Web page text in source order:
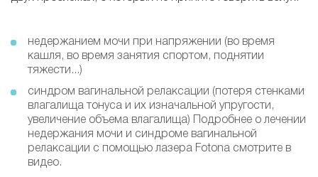
недержанием мочи при напряжении (во время
кашля, во время занятия спортом, поднятии
тяжести...)
синдром вагинальной релаксации (потеря стенками
влагалища тонуса и их изначальной упругости,
увеличение объема влагалища) Подробнее о лечении
недержания мочи и синдроме вагинальной
релаксации с помощью лазера Fotona смотрите в
видео.